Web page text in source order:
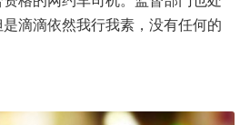
滴滴依然我行我素，没有任何的